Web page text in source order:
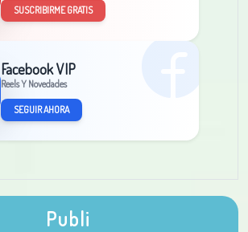
SUSCRIBIRME GRATIS
Facebook VIP
Reels Y Novedades
SEGUIR AHORA
Publi